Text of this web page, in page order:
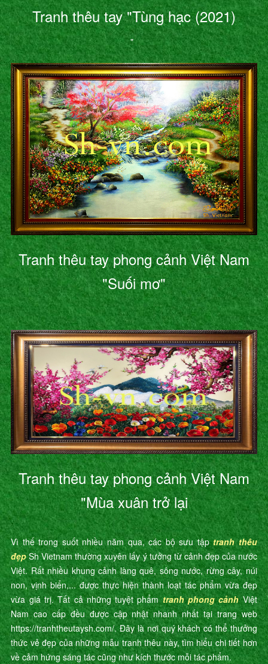
Tranh thêu tay "Tùng hạc (2021)
"
Tranh thêu tay phong cảnh Việt Nam
"Suối mơ"
Tranh thêu tay phong cảnh Việt Nam
"Mùa xuân trở lại
Vì thế trong suốt nhiều năm qua, các bộ sưu tậptranh thêu
đẹpSh Vietnam thường xuyên lấy ý tưởng từ cảnh đẹp của nước
Việt. Rất nhiều khung cảnh làng quê, sông nước, rừng cây, núi
non, vịnh biển,... được thực hiện thành loạt tác phẩm vừa đẹp
vừa giá trị. Tất cả những tuyệt phẩmtranh phong cảnhViệt
Nam cao cấp đều được cập nhật nhanh nhất tại trang web
https://tranhtheutaysh.com/. Đây là nơi quý khách có thể thưởng
thức vẻ đẹp của những mẫu tranh thêu này, tìm hiểu chi tiết hơn
về cảm hứng sáng tác cũng như kích thước mỗi tác phẩm.